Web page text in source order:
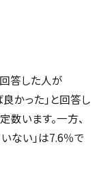
答した人が
かった」と回答し
います。一方、
いない」は7.6％で